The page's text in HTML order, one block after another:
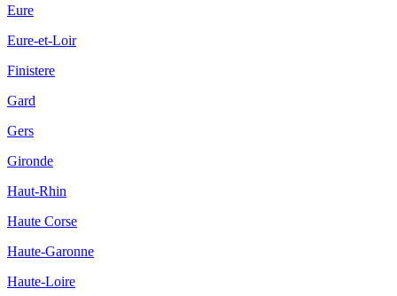
Eure
Eure-et-Loir
Finistere
Gard
Gers
Gironde
Haut-Rhin
Haute Corse
Haute-Garonne
Haute-Loire